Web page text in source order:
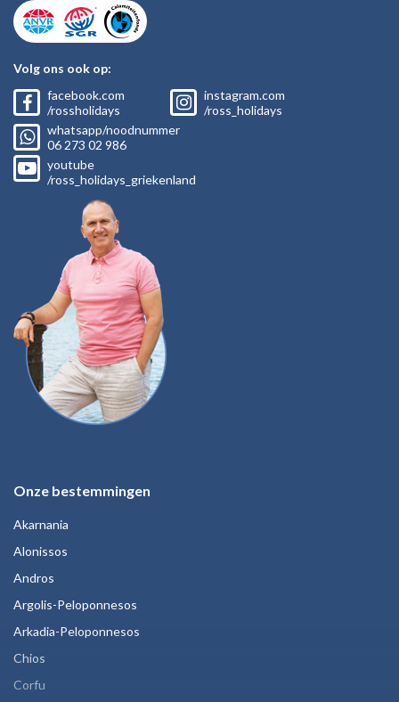
Volg ons ook op:
facebook.com
/rossholidays
instagram.com
/ross_holidays
whatsapp/noodnummer
06 273 02 986
youtube
/ross_holidays_griekenland
Onze bestemmingen
Akarnania
Alonissos
Andros
Argolis-Peloponnesos
Arkadia-Peloponnesos
Chios
Corfu